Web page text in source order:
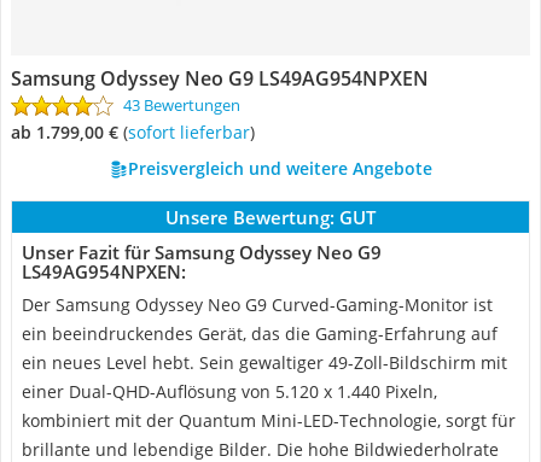
Samsung Odyssey Neo‎ G9 LS49AG954NPXEN
43 Bewertungen
ab 1.799,00 € ( Sofort lieferbar)
Preisvergleich und weitere Angebote
Unsere Bewertung: GUT
Unser Fazit für Samsung Odyssey Neo‎ G9
LS49AG954NPXEN:
Der Samsung Odyssey Neo G9 Curved-Gaming-Monitor ist
ein beeindruckendes Gerät, das die Gaming-Erfahrung auf
ein neues Level hebt. Sein gewaltiger 49-Zoll-Bildschirm mit
einer Dual-QHD-Auflösung von 5.120 x 1.440 Pixeln,
kombiniert mit der Quantum Mini-LED-Technologie, sorgt für
brillante und lebendige Bilder. Die hohe Bildwiederholrate